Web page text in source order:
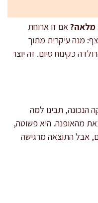
מלאה?אם זו ארוחת
מנה עיקרית מתוך
כקינוח סיום. זה יוצר
הנכונה, תבינו למה
מהאופנה. היא פשוטה,
אבל התוצאה מרגישה